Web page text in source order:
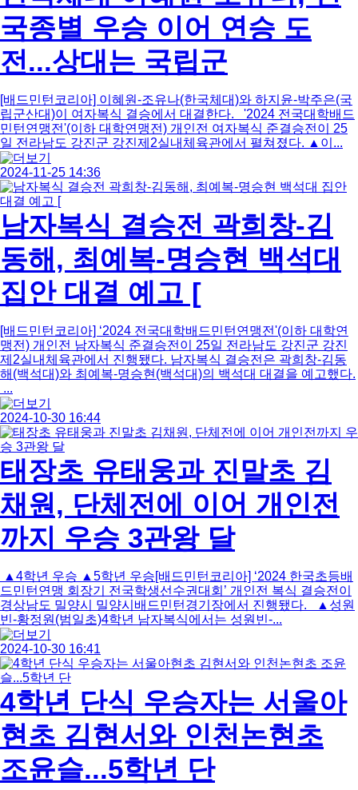
국종별 우승 이어 연승 도
전...상대는 국립군
[배드민턴코리아] 이혜원-조유나(한국체대)와 하지윤-박주은(국
립군산대)이 여자복식 결승에서 대결한다. '2024 전국대학배드
민턴연맹전'(이하 대학연맹전) 개인전 여자복식 준결승전이 25
일 전라남도 강진군 강진제2실내체육관에서 펼쳐졌다. ▲이...
2024-11-25 14:36
남자복식 결승전 곽희창-김
동해, 최예복-명승현 백석대
집안 대결 예고 [
[배드민턴코리아] ‘2024 전국대학배드민턴연맹전'(이하 대학연
맹전) 개인전 남자복식 준결승전이 25일 전라남도 강진군 강진
제2실내체육관에서 진행됐다. 남자복식 결승전은 곽희창-김동
해(백석대)와 최예복-명승현(백석대)의 백석대 대결을 예고했다.
...
2024-10-30 16:44
태장초 유태웅과 진말초 김
채원, 단체전에 이어 개인전
까지 우승 3관왕 달
▲4학년 우승 ▲5학년 우승[배드민턴코리아] ‘2024 한국초등배
드민턴연맹 회장기 전국학생선수권대회’ 개인전 복식 결승전이
경상남도 밀양시 밀양시배드민턴경기장에서 진행됐다. ▲성원
빈-황정원(범일초)4학년 남자복식에서는 성원빈-...
2024-10-30 16:41
4학년 단식 우승자는 서울아
현초 김현서와 인천논현초
조윤슬...5학년 단